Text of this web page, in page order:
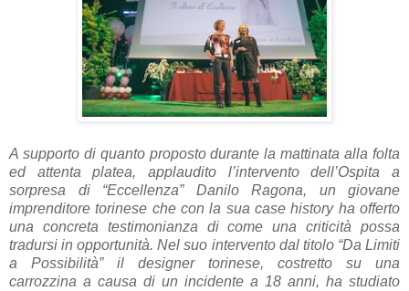
A supporto di quanto proposto durante la mattinata alla folta
ed attenta platea, applaudito l’intervento dell’Ospita a
sorpresa di “Eccellenza” Danilo Ragona, un giovane
imprenditore torinese che con la sua case history ha offerto
una concreta testimonianza di come una criticità possa
tradursi in opportunità. Nel suo intervento dal titolo “Da Limiti
a Possibilità” il designer torinese, costretto su una
carrozzina a causa di un incidente a 18 anni, ha studiato